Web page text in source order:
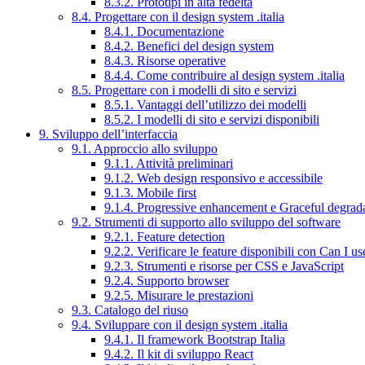
8.4. Progettare con il design system .italia
8.4.1. Documentazione
8.4.2. Benefici del design system
8.4.3. Risorse operative
8.4.4. Come contribuire al design system .italia
8.5. Progettare con i modelli di sito e servizi
8.5.1. Vantaggi dell’utilizzo dei modelli
8.5.2. I modelli di sito e servizi disponibili
9. Sviluppo dell’interfaccia
9.1. Approccio allo sviluppo
9.1.1. Attività preliminari
9.1.2. Web design responsivo e accessibile
9.1.3. Mobile first
9.1.4. Progressive enhancement e Graceful
9.2. Strumenti di supporto allo sviluppo del software
9.2.1. Feature detection
9.2.2. Verificare le feature disponibili con Can I
9.2.3. Strumenti e risorse per CSS e JavaScript
9.2.4. Supporto browser
9.2.5. Misurare le prestazioni
9.3. Catalogo del riuso
9.4. Sviluppare con il design system .italia
9.4.1. Il framework Bootstrap Italia
9.4.2. Il kit di sviluppo React